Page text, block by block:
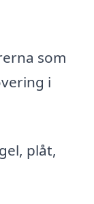
som
i
plåt,